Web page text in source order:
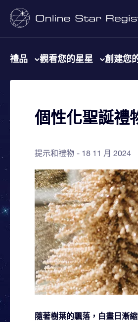
禮品 觀看您的星星 創建您
個性化聖誕禮
提示和禮物 18 11 月 2024
隨著樹葉的飄落，白晝日漸